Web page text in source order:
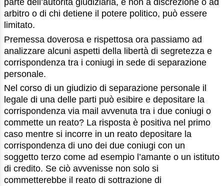
arbitro o di chi detiene il potere politico, può essere
limitato.
Premessa doverosa e rispettosa ora passiamo ad
analizzare alcuni aspetti della libertà di segretezza e
corrispondenza tra i coniugi in sede di separazione
personale.
Nel corso di un giudizio di separazione personale il
legale di una delle parti può esibire e depositare la
corrispondenza via mail avvenuta tra i due coniugi o
commette un reato? La risposta è positiva nel primo
caso mentre si incorre in un reato depositare la
corrispondenza di uno dei due coniugi con un
soggetto terzo come ad esempio l’amante o un istituto
di credito. Se ciò avvenisse non solo si
commetterebbe il reato di sottrazione di